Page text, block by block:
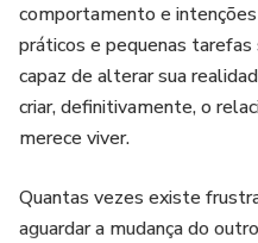
comportamento e
práticos e pequenas
capaz de alterar sua
criar, definitivamente, o
merece viver.
Quantas vezes existe
aguardar a mudança do